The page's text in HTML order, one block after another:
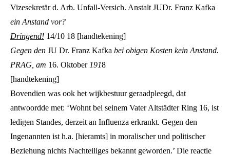
Vizesekretär d. Arb. Unfall-Versich. Anstalt JUDr. Franz Kafka
ein Anstand vor?
Dringend! 14/10 18 [handtekening]
Gegen den JU Dr. Franz Kafka bei obigen Kosten kein Anstand.
PRAG, am 16. Oktober 1918
[handtekening]
Bovendien was ook het wijkbestuur geraadpleegd, dat
antwoordde met: ‘Wohnt bei seinem Vater Altstädter Ring 16, ist
ledigen Standes, derzeit an Influenza erkrankt. Gegen den
Ingenannten ist h.a. [hieramts] in moralischer und politischer
Beziehung nichts Nachteiliges bekannt geworden.’ Die reactie